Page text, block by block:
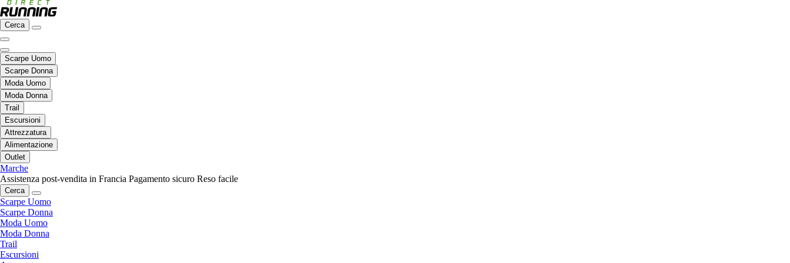
Cerca
Scarpe Uomo
Scarpe Donna
Moda Uomo
Moda Donna
Trail
Escursioni
Attrezzatura
Alimentazione
Outlet
Marche
Assistenza post-vendita in Francia Pagamento sicuro Reso facile
Cerca
Scarpe Uomo
Scarpe Donna
Moda Uomo
Moda Donna
Trail
Escursioni